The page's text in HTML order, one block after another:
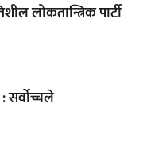
लोकतान्त्रिक पार्टी
सर्वोच्चले